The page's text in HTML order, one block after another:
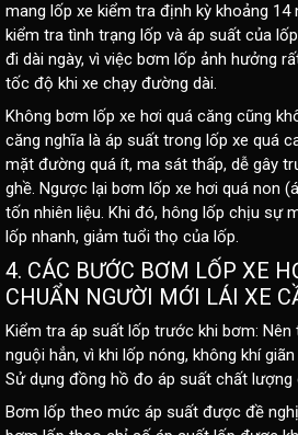
mang lốp xe kiểm tra định kỳ khoảng 14
kiểm tra tình trạng lốp và áp suất của
đi dài ngày, vì việc bơm lốp ảnh hưởng
tốc độ khi xe chạy đường dài.
Không bơm lốp xe hơi quá căng cũng
căng nghĩa là áp suất trong lốp xe quá
mặt đường quá ít, ma sát thấp, dễ gây
ghề. Ngược lại bơm lốp xe hơi quá non
tốn nhiên liệu. Khi đó, hông lốp chịu sự
lốp nhanh, giảm tuổi thọ của lốp.
4. CÁC BƯỚC BƠM LỐP XE
CHUẨN NGƯỜI MỚI LÁI XE
Kiểm tra áp suất lốp trước khi bơm: Nên
nguội hẳn, vì khi lốp nóng, không khí
Sử dụng đồng hồ đo áp suất chất lượng
Bơm lốp theo mức áp suất được đề